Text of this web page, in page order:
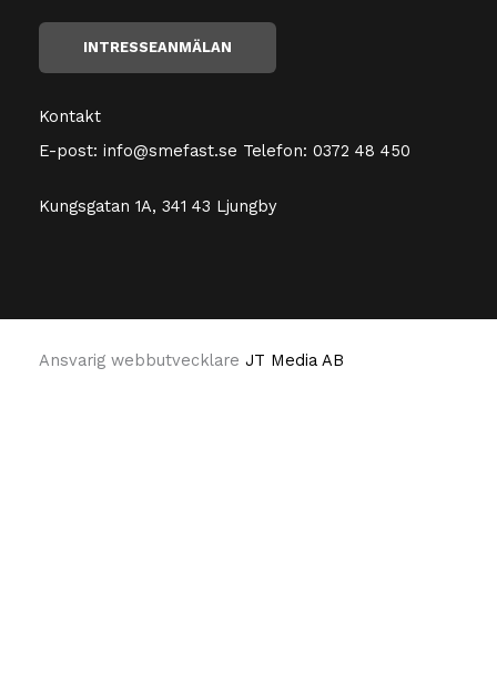
INTRESSEANMÄLAN
Kontakt
E-post: info@smefast.se Telefon: 0372 48 450
Kungsgatan 1A, 341 43 Ljungby
Ansvarig webbutvecklare JT Media AB